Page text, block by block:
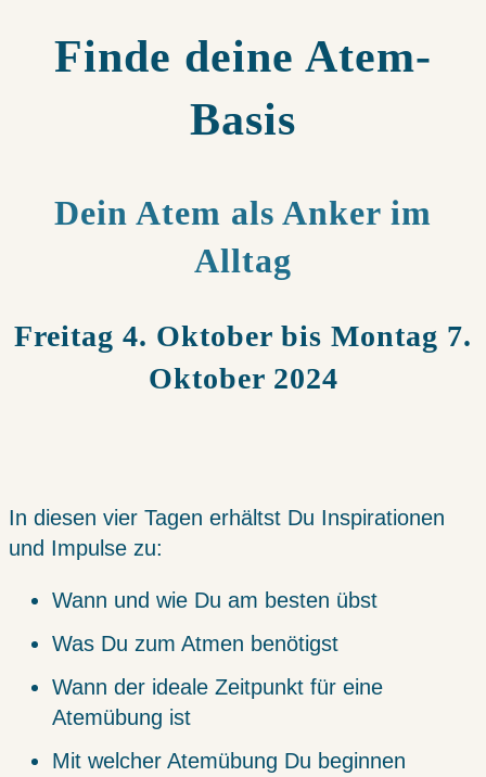
Finde deine Atem-
Basis
Dein Atem als Anker im
Alltag
Freitag 4. Oktober bis Montag 7.
Oktober 2024
In diesen vier Tagen erhältst Du Inspirationen
und Impulse zu:
Wann und wie Du am besten übst
Was Du zum Atmen benötigst
Wann der ideale Zeitpunkt für eine
Atemübung ist
Mit welcher Atemübung Du beginnen